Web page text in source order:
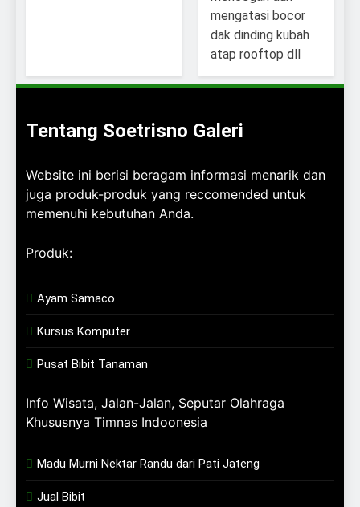
Tentang Soetrisno Galeri
Website ini berisi beragam informasi menarik dan
juga produk-produk yang reccomended untuk
memenuhi kebutuhan Anda.
Produk:
Ayam Samaco
Kursus Komputer
Pusat Bibit Tanaman
Info Wisata, Jalan-Jalan, Seputar Olahraga
Khususnya Timnas Indoonesia
Madu Murni Nektar Randu dari Pati Jateng
Jual Bibit